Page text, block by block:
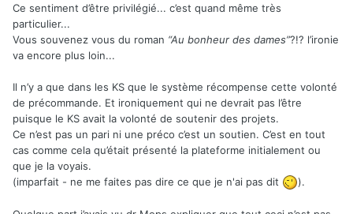
Ce sentiment d’être privilégié... c’est quand même très
particulier...
Vous souvenez vous du roman “Au bonheur des dames”?!? l’ironie
va encore plus loin...
Il n’y a que dans les KS que le système récompense cette volonté
de précommande. Et ironiquement qui ne devrait pas l’être
puisque le KS avait la volonté de soutenir des projets.
Ce n’est pas un pari ni une préco c’est un soutien. C’est en tout
cas comme cela qu’était présenté la plateforme initialement ou
que je la voyais.
(imparfait - ne me faites pas dire ce que je n'ai pas dit
).